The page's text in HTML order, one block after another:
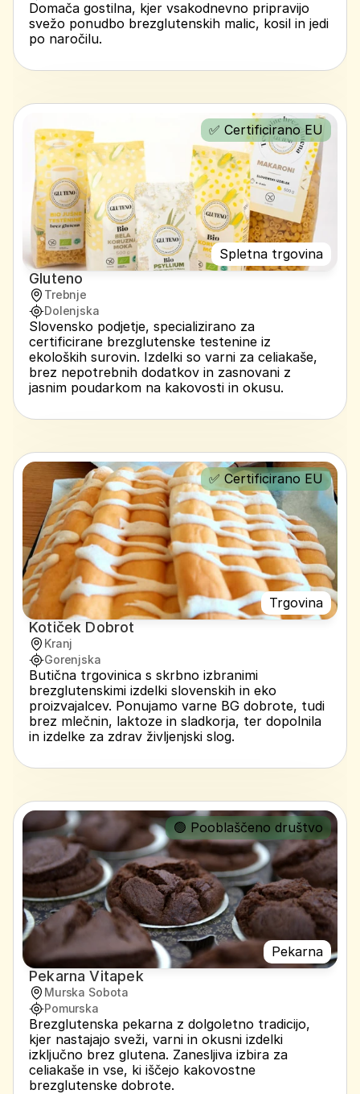
Domača gostilna, kjer vsakodnevno pripravijo
svežo ponudbo brezglutenskih malic, kosil in jedi
po naročilu.
Spletna trgovina
✅ Certificirano EU
Gluteno
Trebnje
Dolenjska
Slovensko podjetje, specializirano za
certificirane brezglutenske testenine iz
ekoloških surovin. Izdelki so varni za celiakaše,
brez nepotrebnih dodatkov in zasnovani z
jasnim poudarkom na kakovosti in okusu.
Trgovina
✅ Certificirano EU
Kotiček Dobrot
Kranj
Gorenjska
Butična trgovinica s skrbno izbranimi
brezglutenskimi izdelki slovenskih in eko
proizvajalcev. Ponujamo varne BG dobrote, tudi
brez mlečnin, laktoze in sladkorja, ter dopolnila
in izdelke za zdrav življenjski slog.
Pekarna
🟢 Pooblaščeno društvo
Pekarna Vitapek
Murska Sobota
Pomurska
Brezglutenska pekarna z dolgoletno tradicijo,
kjer nastajajo sveži, varni in okusni izdelki
izključno brez glutena. Zanesljiva izbira za
celiakaše in vse, ki iščejo kakovostne
brezglutenske dobrote.